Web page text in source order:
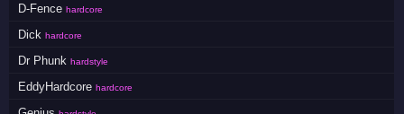
D-Fence hardcore
Dick hardcore
Dr Phunk hardstyle
EddyHardcore hardcore